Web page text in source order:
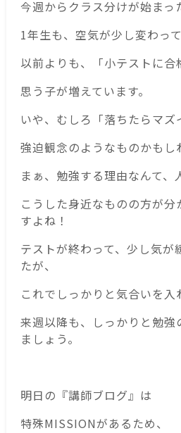
今週からクラス分けが始まっ
1年生も、空気が少し変わっ
以前よりも、「小テストに合
思う子が増えています。
いや、むしろ「落ちたらマズ
強迫観念のようなものかもし
まぁ、勉強する理由なんて、
こうした身近なものの方が
すよね！
テストが終わって、少し気が
たが、
これでしっかりと気合いを入
来週以降も、しっかりと勉強
ましょう。
明日の『講師ブログ』は
特殊MISSIONがあるため、